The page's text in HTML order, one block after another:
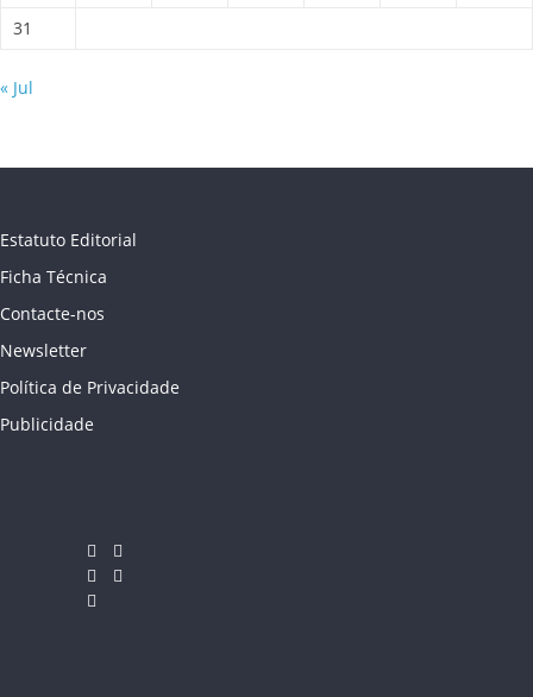
31
« Jul
Estatuto Editorial
Ficha Técnica
Contacte-nos
Newsletter
Política de Privacidade
Publicidade